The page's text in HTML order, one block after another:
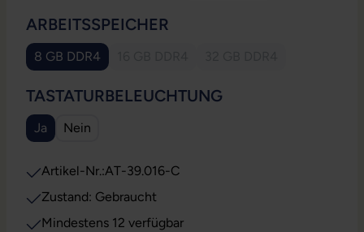
ARBEITSSPEICHER
8 GB DDR4
TASTATURBELEUCHTUNG
Ja Nein
Artikel-Nr.:AT-39.016-C
Zustand: Gebraucht
Mindestens 12 verfügbar